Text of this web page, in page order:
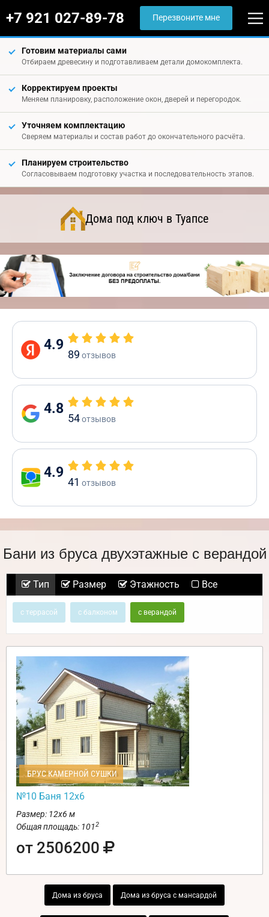
+7 921 027-89-78 Перезвоните мне
Готовим материалы сами
Отбираем древесину и подготавливаем детали домокомплекта.
Корректируем проекты
Меняем планировку, расположение окон, дверей и перегородок.
Уточняем комплектацию
Сверяем материалы и состав работ до окончательного расчёта.
Планируем строительство
Согласовываем подготовку участка и последовательность этапов.
Дома под ключ в Туапсе
4.9
89 отзывов
4.8
54отзывов
4.9
41 отзывов
Бани из бруса двухэтажные с верандой
Тип Размер Этажность Все
с террасой с балконом с верандой
БРУС КАМЕРНОЙ СУШКИ
№10 Баня 12х6
Размер: 12х6 м
Общая площадь: 1012
от 2506200
Дома из бруса Дома из бруса с мансардой